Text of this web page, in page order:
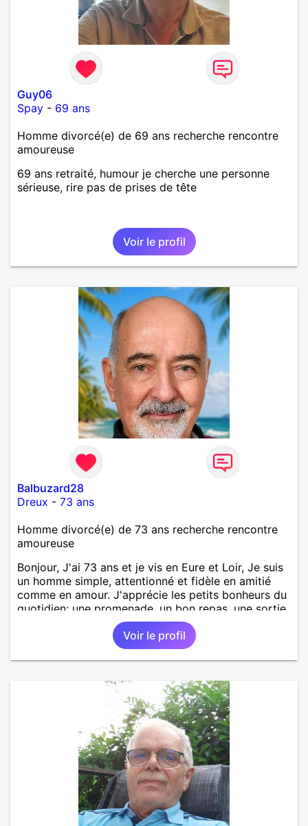
Guy06
Spay - 69 ans
Homme divorcé(e) de 69 ans recherche rencontre
amoureuse
69 ans retraité, humour je cherche une personne
sérieuse, rire pas de prises de tête
Voir le profil
Balbuzard28
Dreux - 73 ans
Homme divorcé(e) de 73 ans recherche rencontre
amoureuse
Bonjour, J'ai 73 ans et je vis en Eure et Loir, Je suis
un homme simple, attentionné et fidèle en amitié
comme en amour. J'apprécie les petits bonheurs du
quotidien; une promenade, un bon repas, une sortie,
une discision agréable ou un moment de détente à
deux. Je souhaite rencontrer une femme douce,
honnête et bienveillante, avec qui partager des
moments de complicité, de rire et de confiance. Je
une belle amitié et qu'il n'est jamais trop tard pour
écrire une nouvelle histoire. Si vous aimez les
échanges sincères, les valeurs de respect et de
simplicité, nous pourrions faire connaissance autour
d'un café suivi d'une balade, sans précipitation et
laisser le temps faire le reste. Au plaisir de vous lire.
Voir le profil